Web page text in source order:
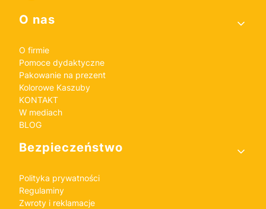
Linki w stopce
O nas
O firmie
Pomoce dydaktyczne
Pakowanie na prezent
Kolorowe Kaszuby
KONTAKT
W mediach
BLOG
Bezpieczeństwo
Polityka prywatności
Regulaminy
Zwroty i reklamacje